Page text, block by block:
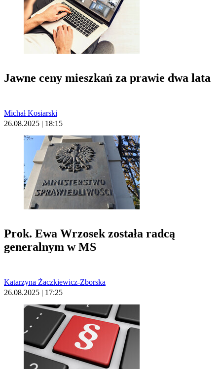
Jawne ceny mieszkań za prawie dwa lata
Michał Kosiarski
26.08.2025 | 18:15
Prok. Ewa Wrzosek została radcą
generalnym w MS
Katarzyna Żaczkiewicz-Zborska
26.08.2025 | 17:25